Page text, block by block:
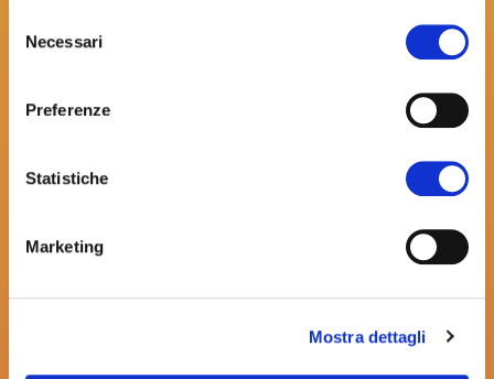
delNecessari
Preferenze
Statistiche
Marketing
Mostra dettagli
effettuare l’iscrizione alla newsletter e saranno
esclude la possibilità di un trattamento in forma
SpA/Messe Bozen AG, cui potrà rivolgersi per
l’esercizio dei Suoi diritti, tra cui rientrano il diritto